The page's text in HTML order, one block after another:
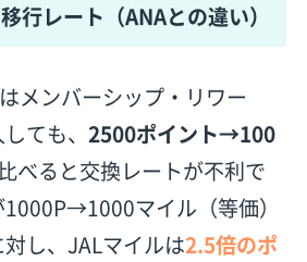
行レート（ANAとの違い）
メンバーシップ・リワー
しても、2500ポイント→100
べると交換レートが不利で
マイル（等価）
し、JALマイルは2.5倍のポ